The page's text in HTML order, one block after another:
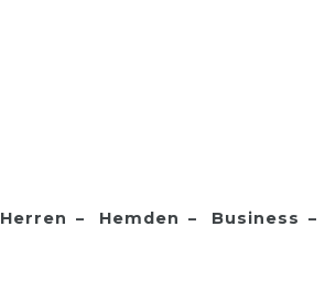
Herren Hemden Business